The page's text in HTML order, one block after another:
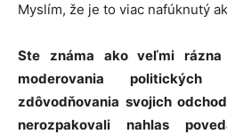
Myslím, že je to viac nafúknutý
Ste známa ako veľmi
moderovania
zdôvodňovania svojich
nerozpakovali nahlas